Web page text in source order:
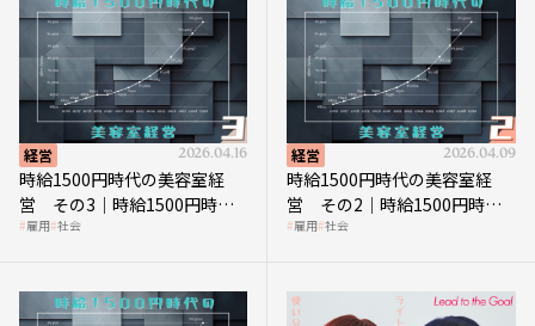
経営 2026.04.16
時給1500円時代の美容室経
営 その3｜時給1500円時
代、美容業はどのような影響
雇用 社会
経営 2026.04.09
時給1500円時代の美容室経
営 その2｜時給1500円時代
に支払う給与はいくらなのか
雇用 社会